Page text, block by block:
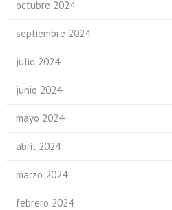
octubre 2024
septiembre 2024
julio 2024
junio 2024
mayo 2024
abril 2024
marzo 2024
febrero 2024